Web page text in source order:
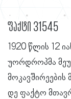
ფაქტი 31545
1920 წლის 12
უორდროპმა
მოკავშირეების
დე ფაქტო